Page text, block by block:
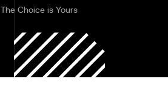
The Choice is Yours